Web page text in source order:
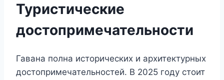
Туристические
достопримечательности
Гавана полна исторических и архитектурных
достопримечательностей. В 2025 году стоит